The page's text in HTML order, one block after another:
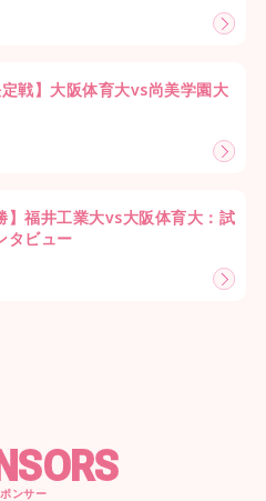
定戦】大阪体育大vs尚美学園大
】福井工業大vs大阪体育大：試
タビュー
ンサー